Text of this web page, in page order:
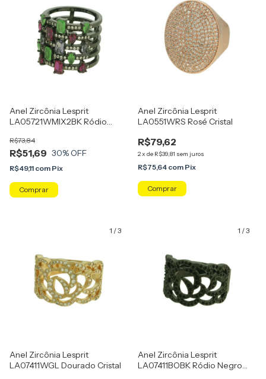
Anel Zircônia Lesprit
LA05721WMIX2BK Ródio
R$51,69
R$73,84
30% OFF
R$49,11 com Pix
Comprar
Anel Zircônia Lesprit
LA0551WRS Rosé Cristal
R$79,62
2x de R$39,81 sem juros
R$75,64 com Pix
Comprar
1 /3
Anel Zircônia Lesprit
LA07411WGL Dourado Cristal
1 /3
Anel Zircônia Lesprit
LA07411BOBK Ródio Negro